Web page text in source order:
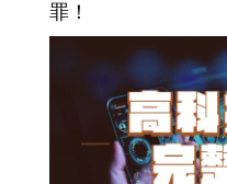
罪！